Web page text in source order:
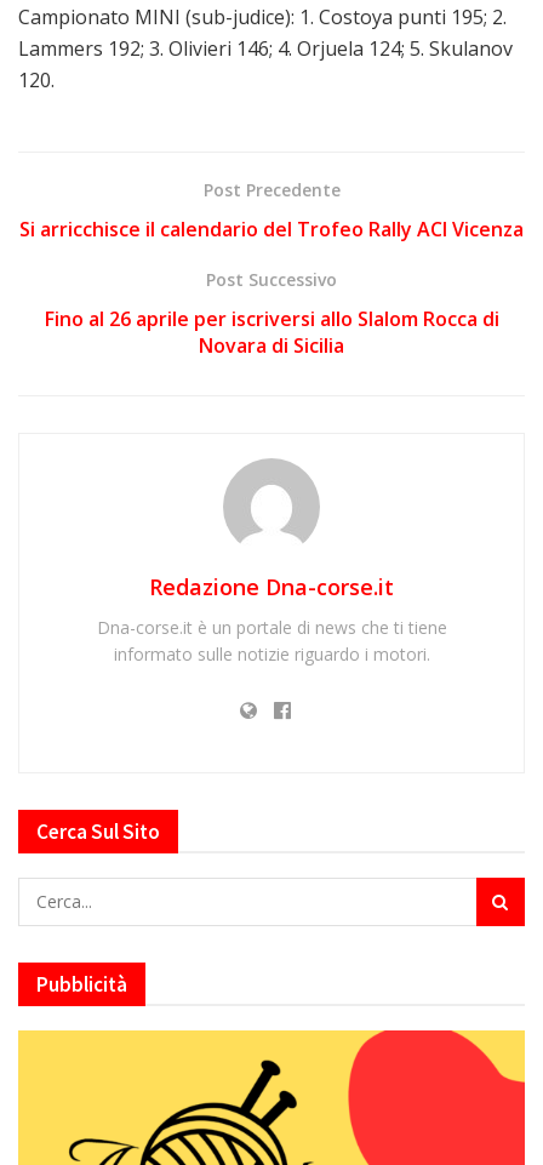
Campionato MINI (sub-judice): 1. Costoya punti 195; 2.
Lammers 192; 3. Olivieri 146; 4. Orjuela 124; 5. Skulanov
120.
Post Precedente
Si arricchisce il calendario del Trofeo Rally ACI Vicenza
Post Successivo
Fino al 26 aprile per iscriversi allo Slalom Rocca di
Novara di Sicilia
Redazione Dna-corse.it
Dna-corse.it è un portale di news che ti tiene
informato sulle notizie riguardo i motori.
Cerca Sul Sito
Pubblicità